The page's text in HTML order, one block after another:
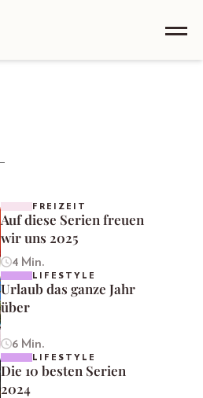
FREIZEIT
Auf diese Serien freuen
wir uns 2025
4 Min.
LIFESTYLE
Urlaub das ganze Jahr
über
6 Min.
LIFESTYLE
Die 10 besten Serien
2024